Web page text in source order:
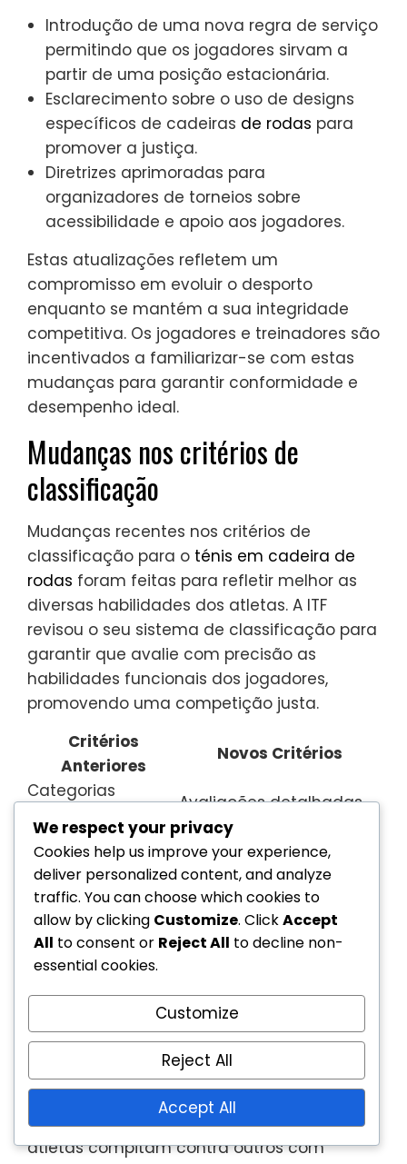
Introdução de uma nova regra de serviço
permitindo que os jogadores sirvam a
partir de uma posição estacionária.
Esclarecimento sobre o uso de designs
específicos de cadeiras de rodas para
promover a justiça.
Diretrizes aprimoradas para
organizadores de torneios sobre
acessibilidade e apoio aos jogadores.
Estas atualizações refletem um
compromisso em evoluir o desporto
enquanto se mantém a sua integridade
competitiva. Os jogadores e treinadores são
incentivados a familiarizar-se com estas
mudanças para garantir conformidade e
desempenho ideal.
Mudanças nos critérios de
classificação
Mudanças recentes nos critérios de
classificação para o ténis em cadeira de
rodas foram feitas para refletir melhor as
diversas habilidades dos atletas. A ITF
revisou o seu sistema de classificação para
garantir que avalie com precisão as
habilidades funcionais dos jogadores,
promovendo uma competição justa.
Critérios
Anteriores
Novos Critérios
Categorias
no tipo de
deficiência
Avaliações detalhadas
com base na mobilidade
funcional e habilidade
Foco limitado nas
capacidades
individuais dos
atletas
Ênfase em avaliações
personalizadas para
classificação precisa
revisões
Classificação dinâmica
permitindo reavaliações
regulares
Estas mudanças visam melhorar o
panorama competitivo, garantindo que os
atletas compitam contra outros com
We respect your privacy
Cookies help us improve your experience,
deliver personalized content, and analyze
traffic. You can choose which cookies to
allow by clicking Customize. ClickAccept
All to consent or Reject All to decline non-
essential cookies.
Customize
Reject All
Accept All